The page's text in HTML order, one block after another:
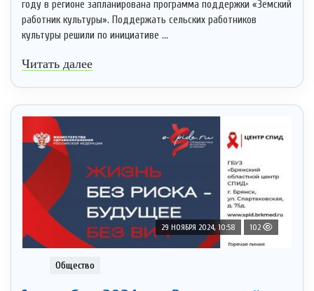
году в регионе запланирована программа поддержки «Земский
работник культуры». Поддержать сельских работников
культуры решили по инициативе ...
Читать далее
29 НОЯБРЯ 2024, 10:58 102
Общество